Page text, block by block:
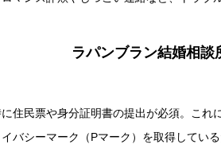
ラパンブラン結婚相談
住民票や身分証明書の提出が必須。これ
バシーマーク（Pマーク）を取得してい